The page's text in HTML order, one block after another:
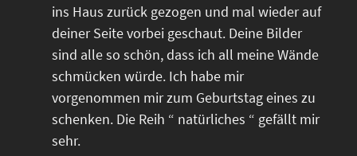
ins Haus zurück gezogen und mal wieder auf
deiner Seite vorbei geschaut. Deine Bilder
sind alle so schön, dass ich all meine Wände
schmücken würde. Ich habe mir
vorgenommen mir zum Geburtstag eines zu
schenken. Die Reih “ natürliches “ gefällt mir
sehr.